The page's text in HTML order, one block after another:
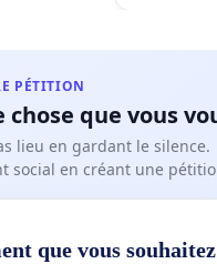
PÉTITION
que vous
lieu en gardant le silence.
social en créant une
que vous